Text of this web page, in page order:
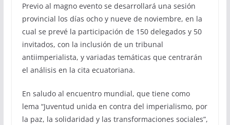
Previo al magno evento se desarrollará una sesión
provincial los días ocho y nueve de noviembre, en la
cual se prevé la participación de 150 delegados y 50
invitados, con la inclusión de un tribunal
antiimperialista, y variadas temáticas que centrarán
el análisis en la cita ecuatoriana.
En saludo al encuentro mundial, que tiene como
lema “Juventud unida en contra del imperialismo, por
la paz, la solidaridad y las transformaciones sociales”,